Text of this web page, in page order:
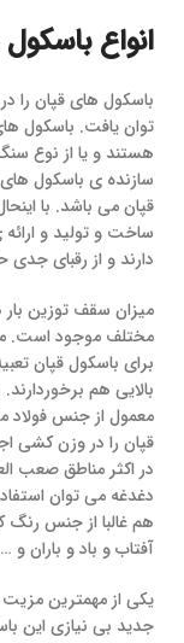
انواع
باسکول های قپان را
توان یافت. باسکول
هستند و یا از نوع
سازنده ی باسکول های
قپان می باشد. با
ساخت و تولید و
دارند و از رقبای جدی
میزان سقف توزین
برای باسکول قپان
بالایی هم
معمول از جنس فولاد
قپان را در وزن کشی
در اکثر مناطق صعب
دغدغه می توان
هم غالبا از جنس رنگ
آفتاب و باد و باران
یکی از مهمترین
جدید بی نیازی این